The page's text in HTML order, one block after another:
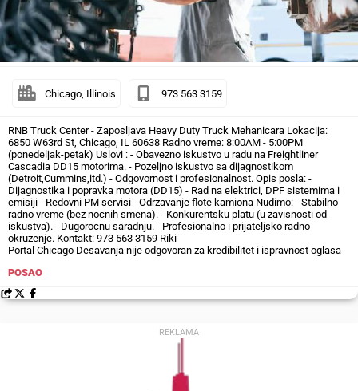
Chicago, Illinois 973 563 3159
RNB Truck Center - Zaposljava Heavy Duty Truck Mehanicara Lokacija:
6850 W63rd St, Chicago, IL 60638 Radno vreme: 8:00AM - 5:00PM
(ponedeljak-petak) Uslovi : - Obavezno iskustvo u radu na Freightliner
Cascadia DD15 motorima. - Pozeljno iskustvo sa dijagnostikom
(Detroit,Cummins,itd.) - Odgovornost i profesionalnost. Opis posla: -
Dijagnostika i popravka motora (DD15) - Rad na elektrici, DPF sistemima i
emisiji - Redovni PM servisi - Odrzavanje flote kamiona Nudimo: - Stabilno
radno vreme (bez nocnih smena). - Konkurentsku platu (u zavisnosti od
iskustva). - Dugorocnu saradnju. - Profesionalno i prijateljsko radno
okruzenje. Kontakt: 973 563 3159 Riki
Portal Chicago Desavanja nije odgovoran za kredibilitet i ispravnost oglasa
POSAO
REKLAMA